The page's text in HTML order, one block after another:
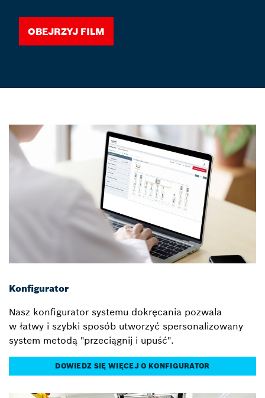
Obejrzyj film
Konfigurator
Nasz konfigurator systemu dokręcania pozwala
w łatwy i szybki sposób utworzyć spersonalizowany
system metodą "przeciągnij i upuść".
DOWIEDZ SIĘ WIĘCEJ O KONFIGURATOR